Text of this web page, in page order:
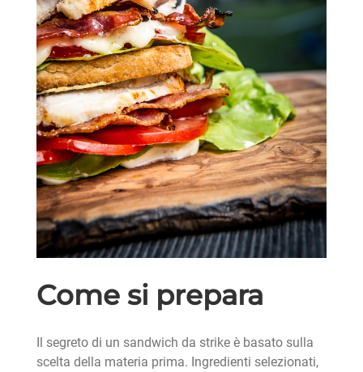
Come si prepara
Il segreto di un sandwich da strike è basato sulla
scelta della materia prima. Ingredienti selezionati,